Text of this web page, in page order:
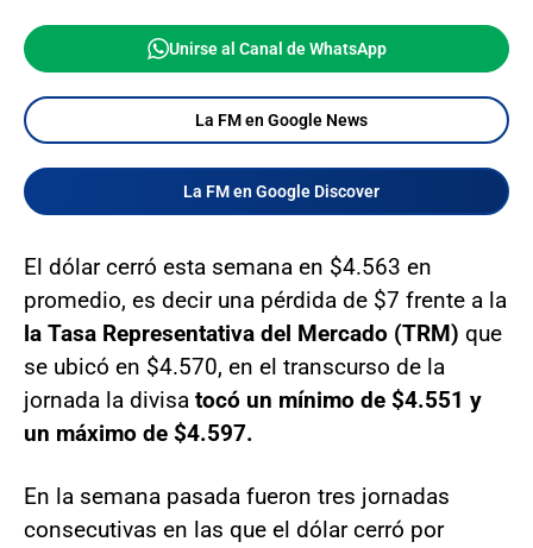
Unirse al Canal de WhatsApp
La FM en Google News
La FM en Google Discover
El dólar cerró esta semana en $4.563 en
promedio, es decir una pérdida de $7 frente a la
la Tasa Representativa del Mercado (TRM) que
se ubicó en $4.570, en el transcurso de la
jornada la divisa tocó un mínimo de $4.551 y
un máximo de $4.597.
En la semana pasada fueron tres jornadas
consecutivas en las que el dólar cerró por